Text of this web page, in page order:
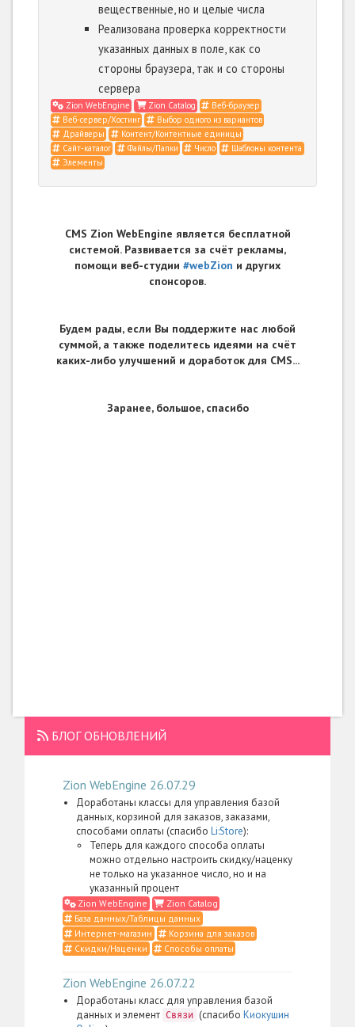
вещественные, но и целые числа
Реализована проверка корректности
указанных данных в поле, как со
стороны браузера, так и со стороны
сервера
Zion WebEngine Zion Catalog
Веб-браузер
Веб-сервер/Хостинг
Выбор одного из вариантов
Драйверы
Контент/Контентные единицы
Сайт-каталог
Файлы/Папки Число
Шаблоны контента
Элементы
CMS Zion WebEngine является бесплатной
системой. Развивается за счёт рекламы,
помощи веб-студии #webZion и других
спонсоров.
Будем рады, если Вы поддержите нас любой
суммой, а также поделитесь идеями на счёт
каких-либо улучшений и доработок для CMS...
Заранее, большое, спасибо
БЛОГ ОБНОВЛЕНИЙ
Zion WebEngine 26.07.29
Доработаны классы для управления базой
данных, корзиной для заказов, заказами,
способами оплаты (спасибо Li:Store):
Теперь для каждого способа оплаты
можно отдельно настроить скидку/наценку
не только на указанное число, но и на
указанный процент
Zion WebEngine
Zion Catalog
База данных/Таблицы данных
Интернет-магазин
Корзина для заказов
Скидки/Наценки
Способы оплаты
Zion WebEngine 26.07.22
Доработаны класс для управления базой
данных и элемент Связи (спасибо Киокушин